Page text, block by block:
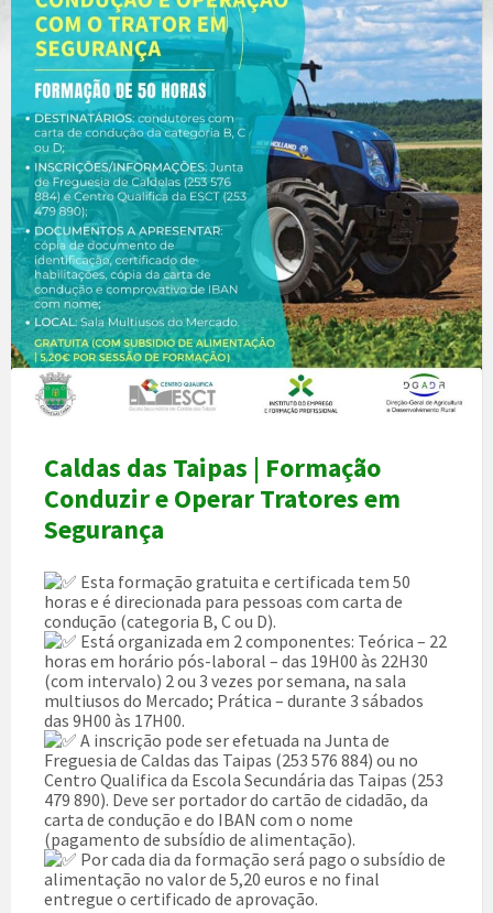
Caldas das Taipas | Formação
Conduzir e Operar Tratores em
Segurança
Esta formação gratuita e certificada tem 50
horas e é direcionada para pessoas com carta de
condução (categoria B, C ou D).
Está organizada em 2 componentes: Teórica – 22
horas em horário pós-laboral – das 19H00 às 22H30
(com intervalo) 2 ou 3 vezes por semana, na sala
multiusos do Mercado; Prática – durante 3 sábados
das 9H00 às 17H00.
A inscrição pode ser efetuada na Junta de
Freguesia de Caldas das Taipas (253 576 884) ou no
Centro Qualifica da Escola Secundária das Taipas (253
479 890). Deve ser portador do cartão de cidadão, da
carta de condução e do IBAN com o nome
(pagamento de subsídio de alimentação).
Por cada dia da formação será pago o subsídio de
alimentação no valor de 5,20 euros e no final
entregue o certificado de aprovação.